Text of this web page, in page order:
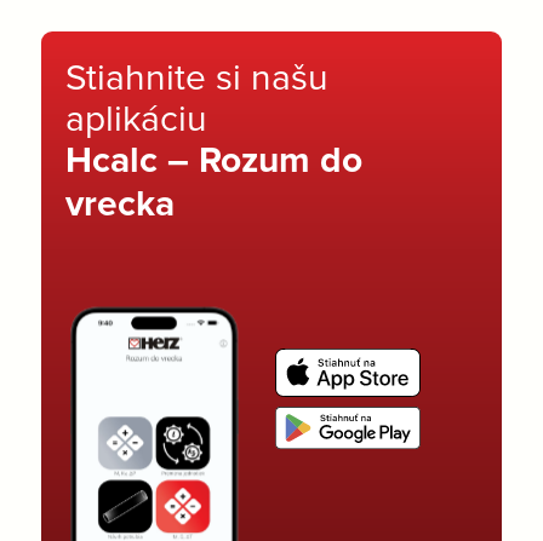
Stiahnite si našu
aplikáciu
Hcalc – Rozum do
vrecka